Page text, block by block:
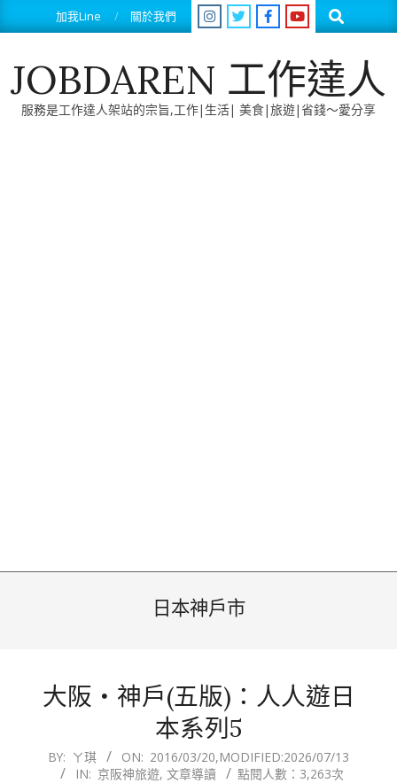
to
加我Line 關於我們 Search
JOBDAREN 工作達人
服務是工作達人架站的宗旨,工作|生活| 美食|旅遊|省錢～愛分享
日本神戶市
大阪‧神戶(五版)：人人遊日
本系列5
2016-
BY: ㄚ琪 ON: 2016/03/20,MODIFIED:2026/07/13
IN: 京阪神旅遊, 文章導讀 點閱人數：3,263次